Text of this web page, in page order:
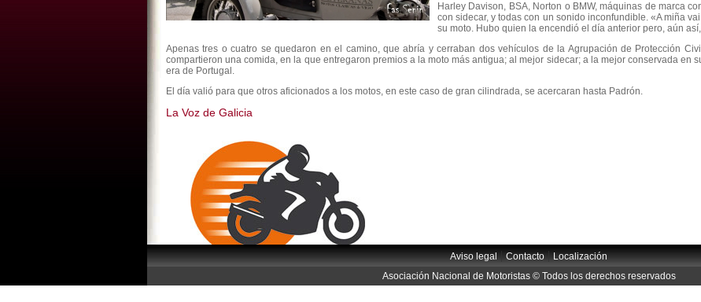
Harley Davison, BSA, Norton o BMW, máquinas de marca
con sidecar, y todas con un sonido inconfundible. «A miña
su moto. Hubo quien la encendió el día anterior pero, aún
Apenas tres o cuatro se quedaron en el camino, que abría y cerraban dos vehículos de la Agrupación de Protección
compartieron una comida, en la que entregaron premios a la moto más antigua; al mejor sidecar; a la mejor conservada en
era de Portugal.
El día valió para que otros aficionados a los motos, en este caso de gran cilindrada, se acercaran hasta Padrón.
La Voz de Galicia
Aviso legal|Contacto|Localización
Asociación Nacional de Motoristas © Todos los derechos reservados